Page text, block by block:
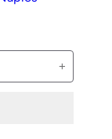
+